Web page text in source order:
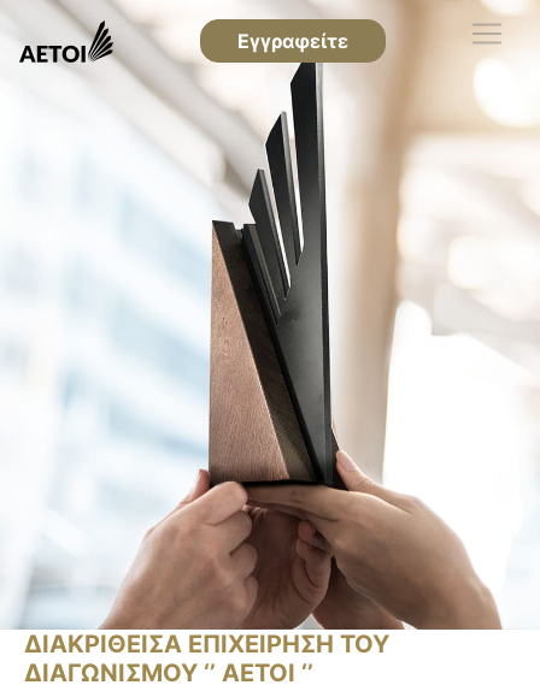
Εγγραφείτε
ΔΙΑΚΡΙΘΕΙΣΑ ΕΠΙΧΕΙΡΗΣΗ ΤΟΥ
ΔΙΑΓΩΝΙΣΜΟΥ ‘’ ΑΕΤΟΙ ‘’